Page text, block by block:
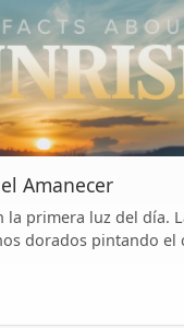
Amanecer
la primera luz del día.
dorados pintando el